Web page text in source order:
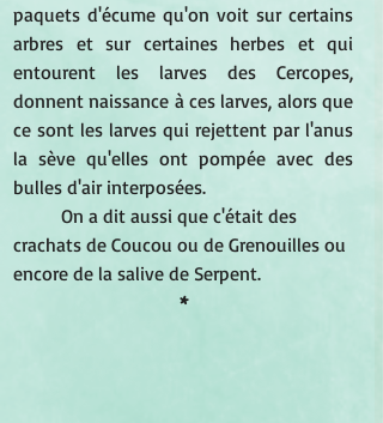
paquets d'écume qu'on voit sur certains
arbres et sur certaines herbes et qui
entourent les larves des Cercopes,
donnent naissance à ces larves, alors que
ce sont les larves qui rejettent par l'anus
la sève qu'elles ont pompée avec des
bulles d'air interposées.
On a dit aussi que c'était des
crachats de Coucou ou de Grenouilles ou
encore de la salive de Serpent.
*